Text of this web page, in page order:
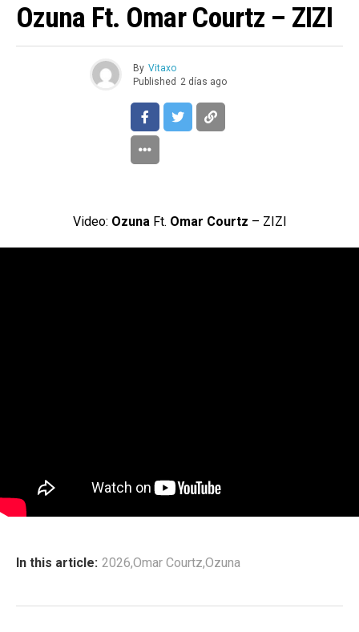
Ozuna Ft. Omar Courtz – ZIZI
By Vitaxo
Published 2 días ago
Video: Ozuna Ft. Omar Courtz – ZIZI
In this article: 2026,Omar Courtz,Ozuna